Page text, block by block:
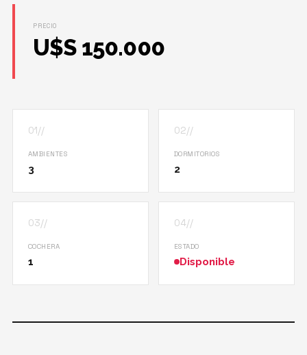
CENTRO, VILLA CARLOS PAZ, CÓRDOBA
PRECIO
U$S 150.000
01//
AMBIENTES
3
02//
DORMITORIOS
2
03//
COCHERA
1
04//
ESTADO
Disponible